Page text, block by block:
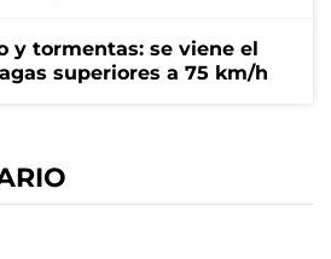
y tormentas: se viene el
superiores a 75 km/h